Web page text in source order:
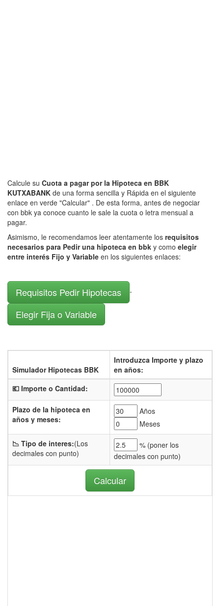
Calcule su Cuota a pagar por la Hipoteca en BBK
KUTXABANK de una forma sencilla y Rápida en el siguiente
enlace en verde "Calcular" . De esta forma, antes de negociar
con bbk ya conoce cuanto le sale la cuota o letra mensual a
pagar.
Asimismo, le recomendamos leer atentamente los requisitos
necesarios para Pedir una hipoteca en bbk y como elegir
entre interés Fijo y Variable en los siguientes enlaces:
Requisitos Pedir Hipotecas -
Elegir Fija o Variable
Simulador Hipotecas BBK
Introduzca Importe y plazo
en años:
💶 Importe o Cantidad:
Plazo de la hipoteca en
años y meses:
Años
Meses
📉 Tipo de interes:(Los
decimales con punto)
% (poner los
decimales con punto)